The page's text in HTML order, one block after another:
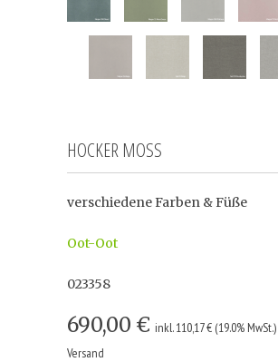
HOCKER MOSS
verschiedene Farben & Füße
Oot-Oot
023358
690,00 € inkl. 110,17 € (19.0%
Versand